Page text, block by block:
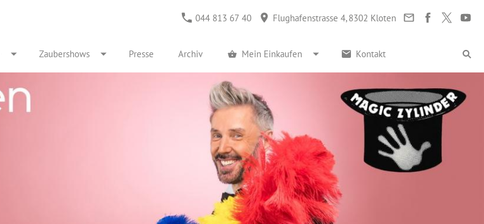
044 813 67 40 Flughafenstrasse 4, 8302 Kloten
Zaubershows Presse Archiv Mein Einkaufen Kontakt